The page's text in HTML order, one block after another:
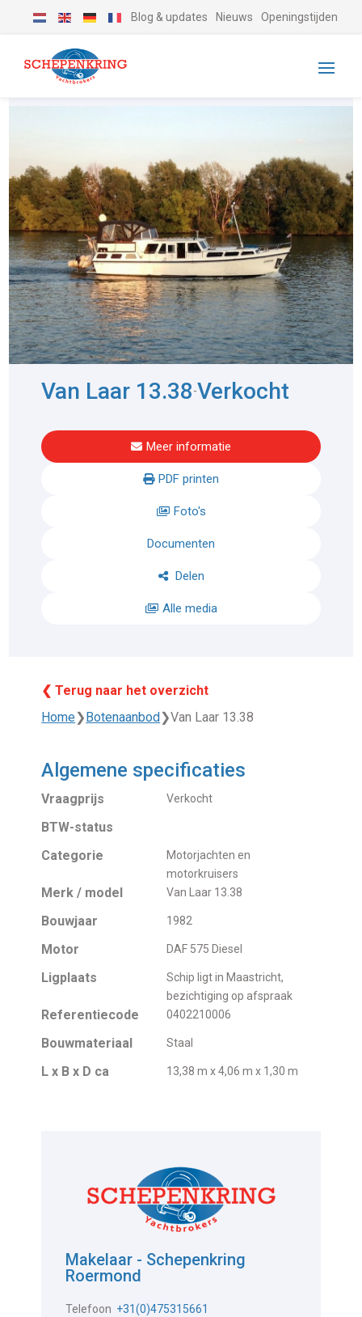
Blog & updates Nieuws Openingstijden
Van Laar 13.38-Verkocht
Meer informatie
PDF printen
Foto's
Documenten
Delen
Alle media
❮ Terug naar het overzicht
Home❯ Botenaanbod ❯Van Laar 13.38
Algemene specificaties
Vraagprijs Verkocht
BTW-status
Categorie
Motorjachten en
motorkruisers
Merk / model Van Laar 13.38
Bouwjaar 1982
Motor DAF 575 Diesel
Ligplaats
Schip ligt in Maastricht,
bezichtiging op afspraak
Referentiecode 0402210006
Bouwmateriaal Staal
L x B x D ca 13,38 m x 4,06 m x 1,30 m
Makelaar - Schepenkring
Roermond
Telefoon +31(0)475315661